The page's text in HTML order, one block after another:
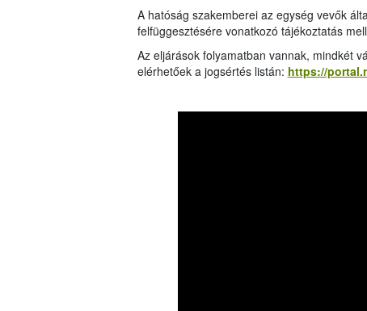
A hatóság szakemberei az egység vevők
felfüggesztésére vonatkozó tájékoztatás
Az eljárások folyamatban vannak, mindkét
elérhetőek a jogsértés listán: https://